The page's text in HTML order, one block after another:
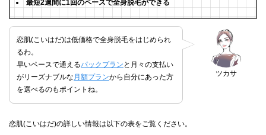
最短2週間に1回のペースで全身脱毛ができる
ツカサ
恋肌(こいはだ)は低価格で全身脱毛をはじめられ
るわ。
早いペースで通えるパックプラン と月々の支払い
がリーズナブルな 月額プランから自分にあった方
を選べるのもポイントね。
恋肌(こいはだ)の詳しい情報は以下の表をご覧ください。